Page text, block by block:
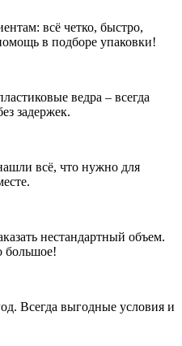
всё четко, быстро,
в подборе упаковки!
ведра – всегда
задержек.
всё, что нужно для
нестандартный объем.
большое!
Всегда выгодные условия и